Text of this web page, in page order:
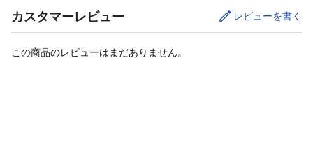
カスタマーレビュー レビューを書く
この商品のレビューはまだありません。